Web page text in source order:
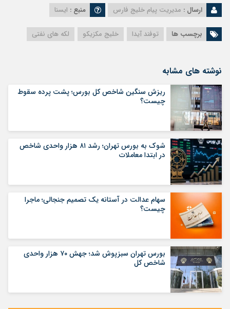
ارسال : مدیریت پیام خلیج فارس منبع : ایسنا
برچسب ها توفند آیدا خلیج مکزیکو لکه های نفتی
نوشته های مشابه
ریزش سنگین شاخص کل بورس؛ پشت پرده سقوط
چیست؟
شوک به بورس تهران؛ رشد ۸۱ هزار واحدی شاخص
در ابتدا معاملات
سهام عدالت در آستانه یک تصمیم جنجالی؛ ماجرا
چیست؟
بورس تهران سبزپوش شد؛ جهش ۷۰ هزار واحدی
شاخص کل